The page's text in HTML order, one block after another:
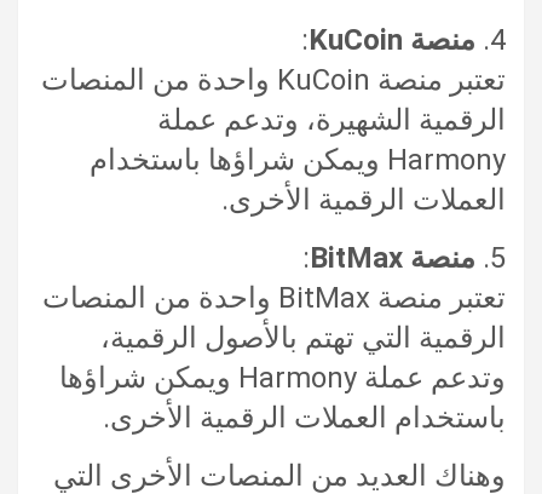
4. منصة KuCoin
:
تعتبر منصة KuCoin واحدة من المنصات
الرقمية الشهيرة، وتدعم عملة
Harmony ويمكن شراؤها باستخدام
العملات الرقمية الأخرى.
5. منصة BitMax
:
تعتبر منصة BitMax واحدة من المنصات
الرقمية التي تهتم بالأصول الرقمية،
وتدعم عملة Harmony ويمكن شراؤها
باستخدام العملات الرقمية الأخرى.
وهناك العديد من المنصات الأخرى التي